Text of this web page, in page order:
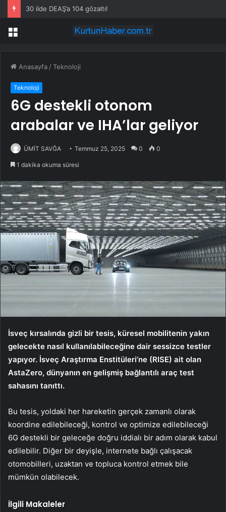
30 ilde DEAŞ’a 104 gözaltı!
Menü
Anasayfa /Teknoloji
Teknoloji
6G destekli otonom
arabalar ve IHA’lar geliyor
ÜMİT SAVĞA Temmuz 25, 2025 0 0
1 dakika okuma süresi
İsveç kırsalında gizli bir tesis, küresel mobilitenin yakın
gelecekte nasıl kullanılabileceğine dair sessizce testler
yapıyor. İsveç Araştırma Enstitüleri’ne (RISE) ait olan
AstaZero, dünyanın en gelişmiş bağlantılı araç test
sahasını tanıttı.
Bu tesis, yoldaki her hareketin gerçek zamanlı olarak
koordine edilebileceği, kontrol ve optimize edilebileceği
6G destekli bir geleceğe doğru iddialı bir adım olarak kabul
edilebilir. Diğer bir deyişle, internete bağlı çalışacak
otomobilleri, uzaktan ve topluca kontrol etmek bile
mümkün olabilecek.
İlgili Makaleler